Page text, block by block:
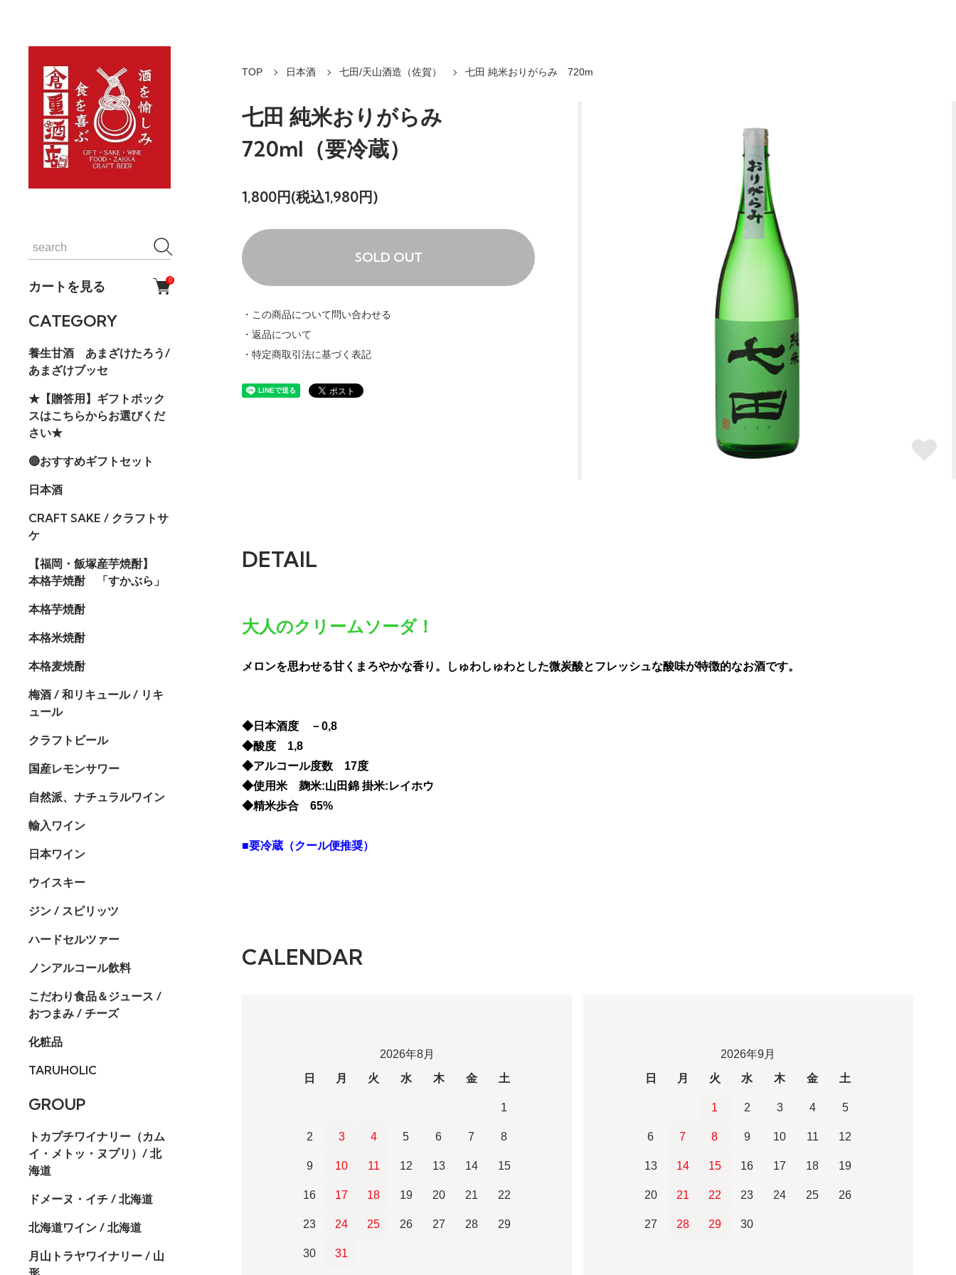
カートを見る 0
CATEGORY
養生甘酒 あまざけたろう/
あまざけブッセ
★【贈答用】ギフトボック
スはこちらからお選びくだ
さい★
🔴おすすめギフトセット
日本酒
CRAFT SAKE / クラフトサ
ケ
【福岡・飯塚産芋焼酎】
本格芋焼酎 「すかぶら」
本格芋焼酎
本格米焼酎
本格麦焼酎
梅酒 / 和リキュール / リキ
ュール
クラフトビール
国産レモンサワー
自然派、ナチュラルワイン
輸入ワイン
日本ワイン
ウイスキー
ジン / スピリッツ
ハードセルツァー
ノンアルコール飲料
こだわり食品＆ジュース /
おつまみ / チーズ
化粧品
TARUHOLIC
GROUP
トカプチワイナリー（カム
イ・メトッ・ヌプリ）/ 北
海道
ドメーヌ・イチ / 北海道
北海道ワイン / 北海道
月山トラヤワイナリー / 山
TOP 日本酒 七田/天山酒造（佐賀） 七田 純米おりがらみ 720m
七田 純米おりがらみ
720ml（要冷蔵）
1,800円(税込1,980円)
SOLD OUT
・この商品について問い合わせる
・返品について
・特定商取引法に基づく表記
DETAIL
大人のクリームソーダ！
メロンを思わせる甘くまろやかな香り。しゅわしゅわとした微炭酸とフレッシュな酸味が特徴的なお酒です。
◆日本酒度 －0,8
◆酸度 1,8
◆アルコール度数 17度
◆使用米 麹米:山田錦 掛米:レイホウ
◆精米歩合 65%
■要冷蔵（クール便推奨）
CALENDAR
2026年8月
日
月 火 水 木 金 土
1
2 3 4 5 6 7 8
9 10 11 12 13 14 15
16 17 18 19 20 21 22
23 24 25 26 27 28 29
30 31
2026年9月
日
月 火 水 木 金 土
1 2 3 4 5
6 7 8 9 10 11 12
13 14 15 16 17 18 19
20 21 22 23 24 25 26
27 28 29 30